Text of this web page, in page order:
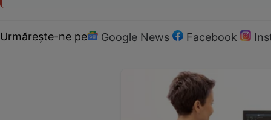
Urmărește-ne pe Google News Facebook